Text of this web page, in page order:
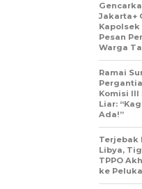
Jakarta+
Pesan
Warga
Ramai
Komisi III
Liar:
Ada!”
Terjebak
Libya,
TPPO
ke